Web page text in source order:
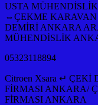
USTA
⇔ÇEKME
DEMİRİ ANKARA
MÜHENDİSLİK
05323118894
Citroen Xsara ↵ ÇEKİ
FİRMASI ANKARA/
FİRMASI ANKARA